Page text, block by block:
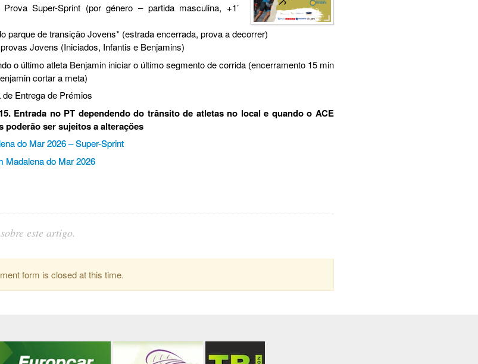
Super-Sprint (por género – partida masculina, +1’
parque de transição Jovens* (estrada encerrada, prova a decorrer)
Jovens (Iniciados, Infantis e Benjamins)
o último atleta Benjamin iniciar o último segmento de corrida (encerramento 15 min
cortar a meta)
Entrega de Prémios
Entrada no PT dependendo do trânsito de atletas no local e quando o ACE
poderão ser sujeitos a alterações
do Mar 2026 – Super-Sprint
Madalena do Mar 2026
este artigo.
form is closed at this time.